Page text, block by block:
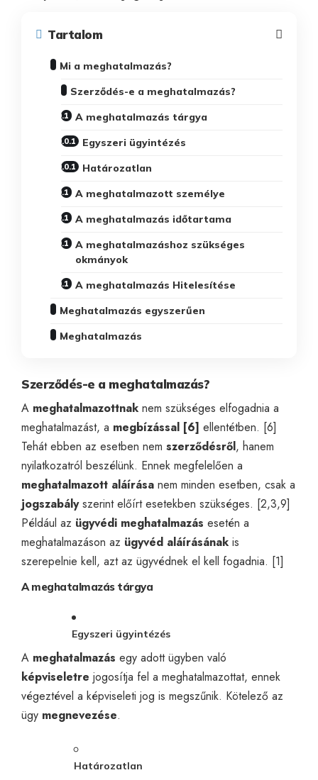
Tartalom
Mi a meghatalmazás?
Szerződés-e a meghatalmazás?
A meghatalmazás tárgya
Egyszeri ügyintézés
Határozatlan
A meghatalmazott személye
A meghatalmazás időtartama
A meghatalmazáshoz szükséges
okmányok
A meghatalmazás Hitelesítése
Meghatalmazás egyszerűen
Meghatalmazás
Szerződés-e a meghatalmazás?
A meghatalmazottnak nem szükséges elfogadnia a
meghatalmazást, a megbízással [6] ellentétben. [6]
Tehát ebben az esetben nem szerződésről, hanem
nyilatkozatról beszélünk. Ennek megfelelően a
meghatalmazott aláírása nem minden esetben, csak a
jogszabályszerint előírt esetekben szükséges. [2,3,9]
Például az ügyvédi meghatalmazás esetén a
meghatalmazáson az ügyvéd aláírásának is
szerepelnie kell, azt az ügyvédnek el kell fogadnia. [1]
A meghatalmazás tárgya
Egyszeri ügyintézés
A meghatalmazás egy adott ügyben való
képviseletre jogosítja fel a meghatalmazottat, ennek
végeztével a képviseleti jog is megszűnik. Kötelező az
ügy megnevezése.
Határozatlan